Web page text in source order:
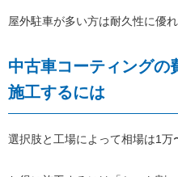
屋外駐車が多い方は耐久性に優
中古車コーティングの
施工するには
選択肢と工場によって相場は1万